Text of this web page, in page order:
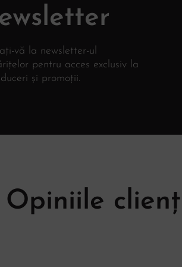
vă la newsletter-ul
pentru acces exclusiv la
și promoții.
Opiniile